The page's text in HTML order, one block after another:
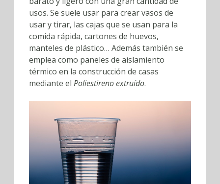
usos. Se suele usar para crear vasos de
usar y tirar, las cajas que se usan para la
comida rápida, cartones de huevos,
manteles de plástico… Además también se
emplea como paneles de aislamiento
térmico en la construcción de casas
mediante el Poliestireno extruído.